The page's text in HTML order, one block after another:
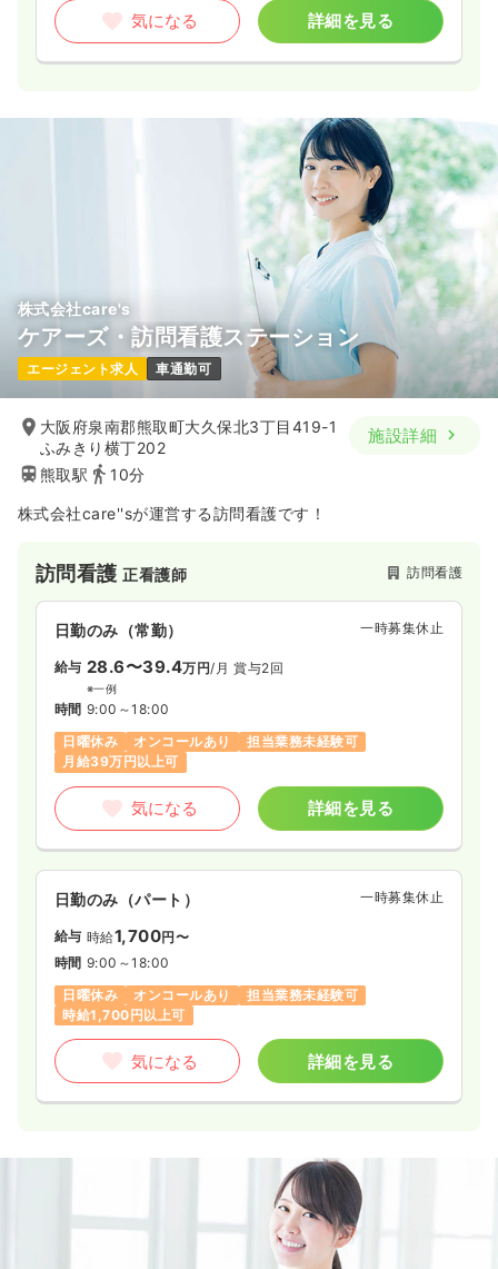
気になる 詳細を見る
株式会社care's
ケアーズ・訪問看護ステーション
エージェント求人 車通勤可
大阪府泉南郡熊取町大久保北3丁目419-1
ふみきり横丁202
熊取駅
10分
施設詳細
株式会社care''sが運営する訪問看護です！
訪問看護正看護師 訪問看護
日勤のみ（常勤） 一時募集休止
給与 28.6〜39.4万円/月 賞与2回
※一例
時間 9:00～18:00
日曜休み
オンコールあり
担当業務未経験可
月給39万円以上可
気になる 詳細を見る
日勤のみ（パート） 一時募集休止
給与 時給1,700円〜
時間 9:00～18:00
日曜休み
オンコールあり
担当業務未経験可
時給1,700円以上可
気になる 詳細を見る